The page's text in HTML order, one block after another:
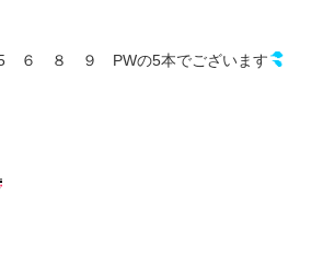
#5 ６ ８ ９ PWの5本でございます